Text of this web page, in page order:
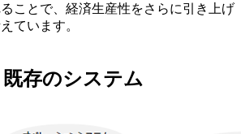
ことで、経済生産性をさらに引き上げ
ています。
存のシステム